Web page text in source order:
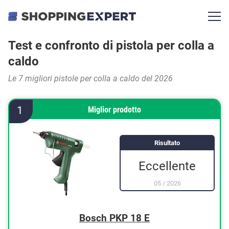
Test e confronto di pistola per colla a
caldo
Le 7 migliori pistole per colla a caldo del 2026
1 Miglior prodotto
Risultato
Eccellente
05/ 2026
Bosch PKP 18 E